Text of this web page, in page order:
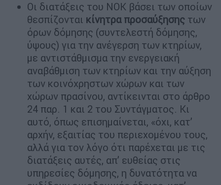
Οι διατάξεις του ΝΟΚ βάσει των οποίων
θεσπίζονται κίνητρα προσαύξησης των
όρων δόμησης (συντελεστή δόμησης,
ύψους) για την ανέγερση των κτηρίων,
με αντιστάθμισμα την ενεργειακή
αναβάθμιση των κτηρίων και την αύξηση
των κοινόχρηστων χώρων και των
χώρων πρασίνου, αντίκεινται στo άρθρο
24 παρ. 1 και 2 του Συντάγματος. Κι
αυτό, όπως επισημαίνεται, «όχι, κατ’
αρχήν, εξαιτίας του περιεχομένου τους,
αλλά για τον λόγο ότι παρέχεται με τις
διατάξεις αυτές, απ’ ευθείας στις
υπηρεσίες δόμησης, η δυνατότητα να